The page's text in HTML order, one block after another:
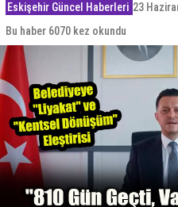
Eskişehir Güncel Haberleri 23
Bu haber 6070 kez okundu